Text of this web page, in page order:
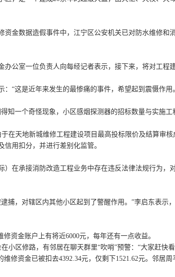
数据造假事件中，江宁区公安机关已对防水维修和
室一位负责人向每经记者表示，接下来，将对工程
“这是近年来发生的最惨痛的事件，希望起到震慑作用
一个奇怪现象，小区感烟探测器的招标数量与实施工
天地新城维修工程建设项目最高投标限价及结算审
用扣分，并进行差别化监管。
承接消防改造工程业务中存在违反法律法规行为，
，对辖区内其他小区起到了警醒作用。”李启东表示
金账户上有将近6000元，每年还有一点收益。
区修路，有邻居在聊天群里“吹哨”预警：“大家赶快
资金已被扣去4392.34元，仅剩下1521.62元。邻居周